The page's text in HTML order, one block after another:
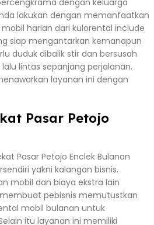
lakukan dengan memanfaatkan
harian dari kulorental include
siap mengantarkan kemanapun
duduk dibalik stir dan bersusah
lintas sepanjang perjalanan.
layanan ini dengan
Pasar Petojo
Pasar Petojo Enclek Bulanan
yakni kalangan bisnis.
mobil dan biaya ekstra lain
pebisnis memutustkan
mobil bulanan untuk
itu layanan ini memiliki